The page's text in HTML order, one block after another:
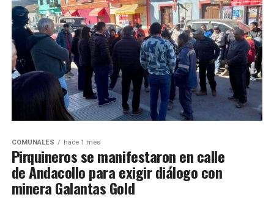
COMUNALES hace 1 mes
Pirquineros se manifestaron en calle
de Andacollo para exigir diálogo con
minera Galantas Gold